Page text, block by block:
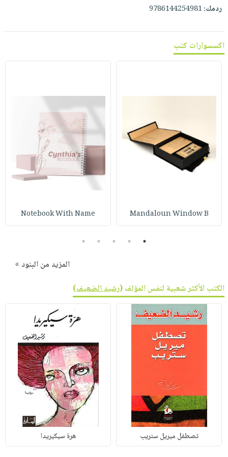
ردمك:9786144254981
اكسسوارات كتب
Mandaloun Window B
Notebook With Name
1
2
3
4
5
المزيد من البنود »
الكتب الأكثر شعبية لنفس المؤلف (رشيد الضعيف)
تصطفل ميريل ستريب هرة سيكيريدا